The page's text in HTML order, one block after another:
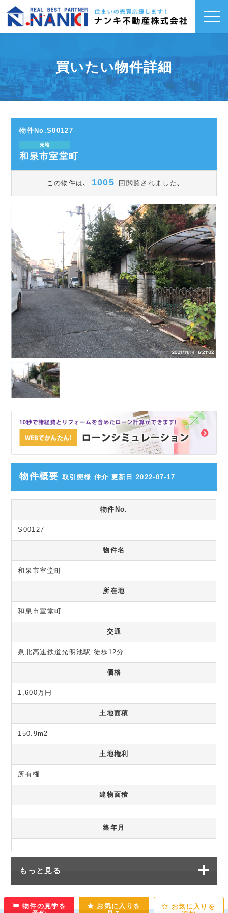
買いたい物件詳細
物件の見学を
お気に入りを
お気に入りを
物件No.S00127
売地
和泉市室堂町
この物件は､ 1005 回閲覧されました｡
物件概要取引態様 仲介 更新日 2022-07-17
物件No.
S00127
物件名
和泉市室堂町
所在地
和泉市室堂町
交通
泉北高速鉄道光明池駅 徒歩12分
価格
1,600万円
土地面積
150.9m2
土地権利
所有権
建物面積
築年月
もっと見る